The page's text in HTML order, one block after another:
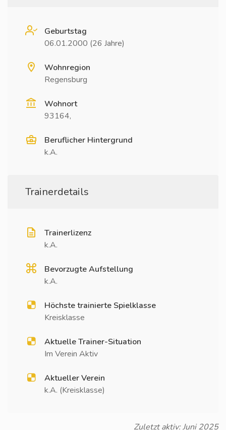
Geburtstag
06.01.2000 (26 Jahre)
Wohnregion
Regensburg
Wohnort
93164,
Beruflicher Hintergrund
k.A.
Trainerdetails
Trainerlizenz
k.A.
Bevorzugte Aufstellung
k.A.
Höchste trainierte Spielklasse
Kreisklasse
Aktuelle Trainer-Situation
Im Verein Aktiv
Aktueller Verein
k.A. (Kreisklasse)
Zuletzt aktiv: Juni 2025